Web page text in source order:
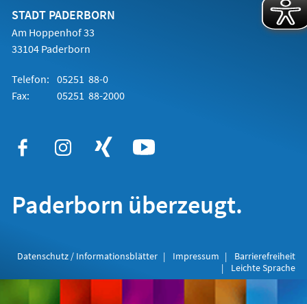
STADT PADERBORN
Am Hoppenhof 33
33104 Paderborn
Telefon: 05251 88-0
Fax:
05251 88-2000
Paderborn überzeugt.
Datenschutz / Informationsblätter Impressum
Barrierefreiheit
Leichte Sprache